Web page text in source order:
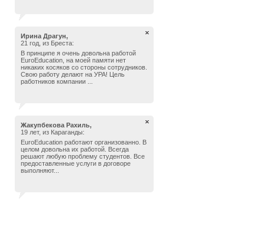
Ирина Драгун,
21 год, из Бреста:
В принципе я очень довольна работой
EuroEducation, на моей памяти нет
никаких косяков со стороны сотрудников.
Свою работу делают на УРА! Цель
работников компании ...
Жакупбекова Рахиль,
19 лет, из Караганды:
EuroEducation работают организованно. В
целом довольна их работой. Всегда
решают любую проблему студентов. Все
предоставленные услуги в договоре
выполняют...